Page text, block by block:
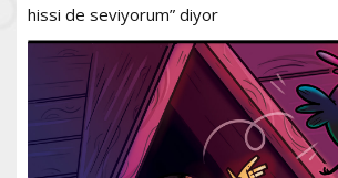
hissi de seviyorum” diyor